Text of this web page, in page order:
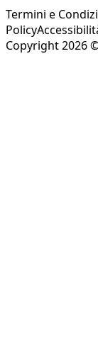
Termini e
Policy
Copyright 2026